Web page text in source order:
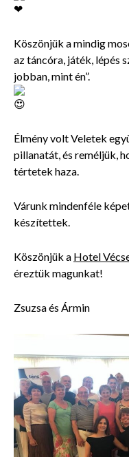
Köszönjük a mindig
az táncóra, játék, lépés
jobban, mint én”.
Élmény volt Veletek
pillanatát, és reméljük,
tértetek haza.
Várunk mindenféle
készítettek.
Köszönjük a Hotel
éreztük magunkat!
Zsuzsa és Ármin